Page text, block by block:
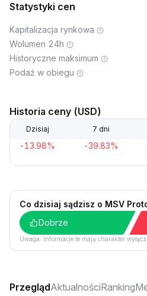
Statystyki cen
Kapitalizacja rynkowa
Wolumen 24h
Historyczne maksimum
Podaż w obiegu
Historia ceny (USD)
Dzisiaj 7 dni
-13.98% -39.83%
Co dzisiaj sądzisz o MSV
Dobrze
Uwaga: Informacje te mają charakter
PrzeglądAktualnościRanking